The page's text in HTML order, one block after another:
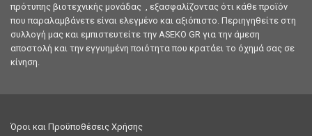
πρότυπης βιοτεχνικής μονάδας , εξασφαλίζοντας ότι κάθε προϊόν
που παραλαμβάνετε είναι ελεγμένο και αξιόπιστο. Περιηγηθείτε στη
συλλογή μας και εμπιστευτείτε την ASEKO GR για την άμεση
αποστολή και την εγγυημένη ποιότητα που κρατάει το όχημά σας σε
κίνηση.
Όροι και Προϋποθέσεις Χρήσης